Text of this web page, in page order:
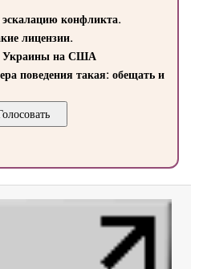
конфликта.
лицензии.
Украины на США
поведения такая: обещать и